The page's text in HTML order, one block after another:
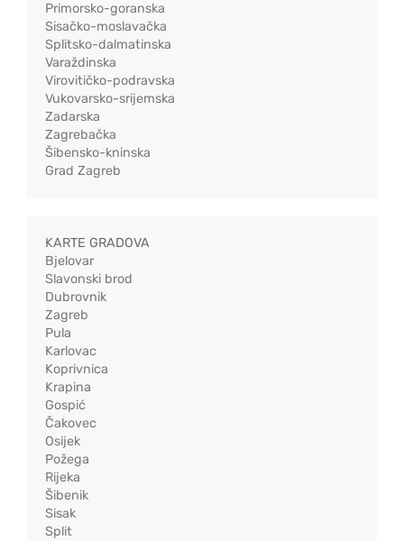
Primorsko-goranska
Sisačko-moslavačka
Splitsko-dalmatinska
Varaždinska
Virovitičko-podravska
Vukovarsko-srijemska
Zadarska
Zagrebačka
Šibensko-kninska
Grad Zagreb
KARTE GRADOVA
Bjelovar
Slavonski brod
Dubrovnik
Zagreb
Pula
Karlovac
Koprivnica
Krapina
Gospić
Čakovec
Osijek
Požega
Rijeka
Šibenik
Sisak
Split